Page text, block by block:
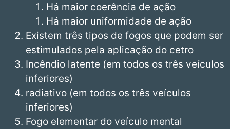
Há maior coerência de ação
Há maior uniformidade de ação
Existem três tipos de fogos que podem ser
estimulados pela aplicação do cetro
Incêndio latente (em todos os três veículos
inferiores)
radiativo (em todos os três veículos
inferiores)
Fogo elementar do veículo mental